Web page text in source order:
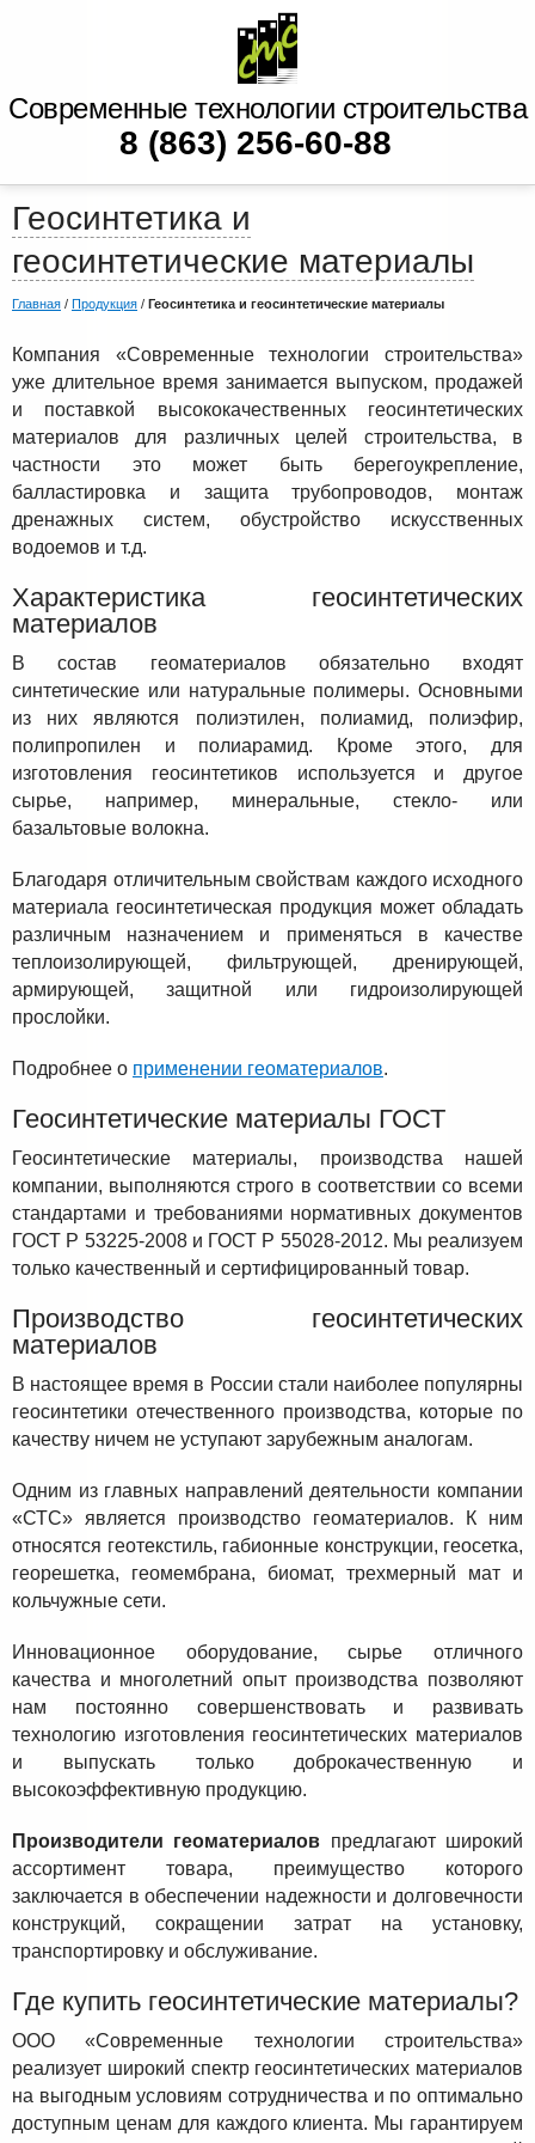
Современные технологии строительства
8 (863) 256-60-88
Геосинтетика и
геосинтетические материалы
Главная / Продукция / Геосинтетика и геосинтетические материалы
Компания «Современные технологии строительства»
уже длительное время занимается выпуском, продажей
и поставкой высококачественных геосинтетических
материалов для различных целей строительства, в
частности это может быть берегоукрепление,
балластировка и защита трубопроводов, монтаж
дренажных систем, обустройство искусственных
водоемов и т.д.
Характеристика геосинтетических
материалов
В состав геоматериалов обязательно входят
синтетические или натуральные полимеры. Основными
из них являются полиэтилен, полиамид, полиэфир,
полипропилен и полиарамид. Кроме этого, для
изготовления геосинтетиков используется и другое
сырье, например, минеральные, стекло- или
базальтовые волокна.
Благодаря отличительным свойствам каждого исходного
материала геосинтетическая продукция может обладать
различным назначением и применяться в качестве
теплоизолирующей, фильтрующей, дренирующей,
армирующей, защитной или гидроизолирующей
прослойки.
Подробнее о применении геоматериалов.
Геосинтетические материалы ГОСТ
Геосинтетические материалы, производства нашей
компании, выполняются строго в соответствии со всеми
стандартами и требованиями нормативных документов
ГОСТ Р 53225-2008 и ГОСТ Р 55028-2012. Мы реализуем
только качественный и сертифицированный товар.
Производство геосинтетических
материалов
В настоящее время в России стали наиболее популярны
геосинтетики отечественного производства, которые по
качеству ничем не уступают зарубежным аналогам.
Одним из главных направлений деятельности компании
«СТС» является производство геоматериалов. К ним
относятся геотекстиль, габионные конструкции, геосетка,
георешетка, геомембрана, биомат, трехмерный мат и
кольчужные сети.
Инновационное оборудование, сырье отличного
качества и многолетний опыт производства позволяют
нам постоянно совершенствовать и развивать
технологию изготовления геосинтетических материалов
и выпускать только доброкачественную и
высокоэффективную продукцию.
Производители геоматериалов предлагают широкий
ассортимент товара, преимущество которого
заключается в обеспечении надежности и долговечности
конструкций, сокращении затрат на установку,
транспортировку и обслуживание.
Где купить геосинтетические материалы?
ООО «Современные технологии строительства»
реализует широкий спектр геосинтетических материалов
на выгодным условиям сотрудничества и по оптимально
доступным ценам для каждого клиента. Мы гарантируем